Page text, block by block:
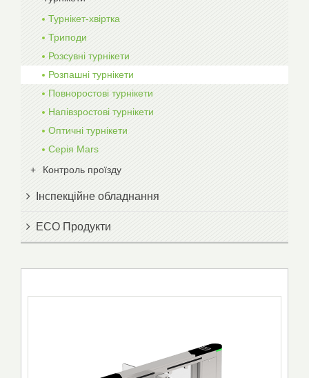
Турнікет-хвіртка
Триподи
Розсувні турнікети
Розпашні турнікети
Повноростові турнікети
Напівзростові турнікети
Оптичні турнікети
Серія Mars
Контроль проїзду
Інспекційне обладнання
ECO Продукти